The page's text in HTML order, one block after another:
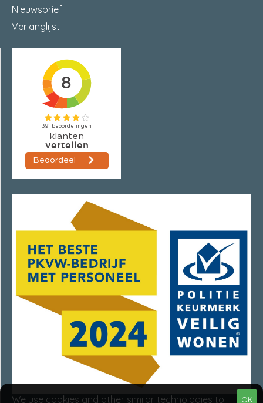
Nieuwsbrief
Verlanglijst
OK
We use cookies and other similar technologies to